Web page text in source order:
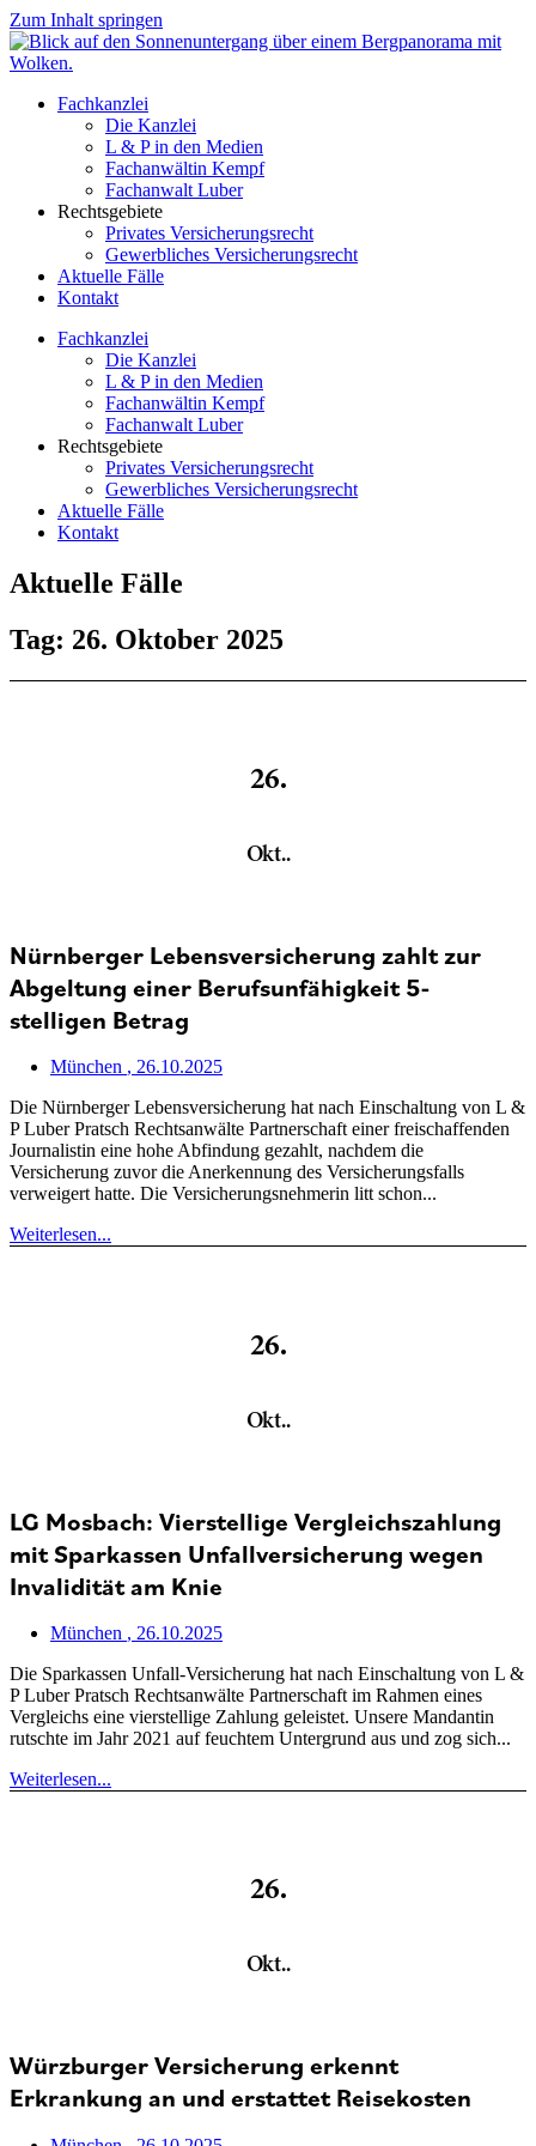
Zum Inhalt springen
Fachkanzlei
Die Kanzlei
L & P in den Medien
Fachanwältin Kempf
Fachanwalt Luber
Rechtsgebiete
Privates Versicherungsrecht
Gewerbliches Versicherungsrecht
Aktuelle Fälle
Kontakt
Fachkanzlei
Die Kanzlei
L & P in den Medien
Fachanwältin Kempf
Fachanwalt Luber
Rechtsgebiete
Privates Versicherungsrecht
Gewerbliches Versicherungsrecht
Aktuelle Fälle
Kontakt
Aktuelle Fälle
Tag: 26. Oktober 2025
26.
Okt..
Nürnberger Lebensversicherung zahlt zur
Abgeltung einer Berufsunfähigkeit 5-
stelligen Betrag
München , 26.10.2025
Die Nürnberger Lebensversicherung hat nach Einschaltung von L &
P Luber Pratsch Rechtsanwälte Partnerschaft einer freischaffenden
Journalistin eine hohe Abfindung gezahlt, nachdem die
Versicherung zuvor die Anerkennung des Versicherungsfalls
verweigert hatte. Die Versicherungsnehmerin litt schon...
Weiterlesen...
26.
Okt..
LG Mosbach: Vierstellige Vergleichszahlung
mit Sparkassen Unfallversicherung wegen
Invalidität am Knie
München , 26.10.2025
Die Sparkassen Unfall-Versicherung hat nach Einschaltung von L &
P Luber Pratsch Rechtsanwälte Partnerschaft im Rahmen eines
Vergleichs eine vierstellige Zahlung geleistet. Unsere Mandantin
rutschte im Jahr 2021 auf feuchtem Untergrund aus und zog sich...
Weiterlesen...
26.
Okt..
Würzburger Versicherung erkennt
Erkrankung an und erstattet Reisekosten